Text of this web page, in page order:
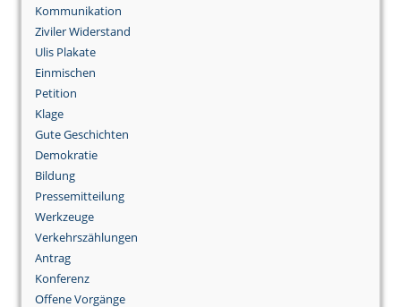
Kommunikation
Ziviler Widerstand
Ulis Plakate
Einmischen
Petition
Klage
Gute Geschichten
Demokratie
Bildung
Pressemitteilung
Werkzeuge
Verkehrszählungen
Antrag
Konferenz
Offene Vorgänge